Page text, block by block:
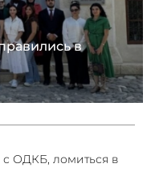
в
ОДКБ, ломиться в